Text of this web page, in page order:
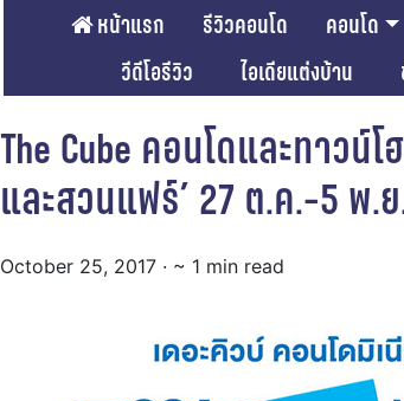
หน้าแรก รีวิวคอนโด คอนโด
วีดีโอรีวิว
ไอเดียแต่งบ้าน
The Cube คอนโดและทาวน์
และสวนแฟร์’ 27 ต.ค.-5 พ.
October 25, 2017 · ~ 1 min read